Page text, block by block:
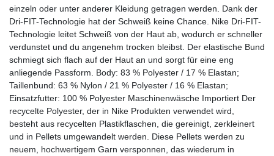
einzeln oder unter anderer Kleidung getragen werden. Dank der
Dri-FIT-Technologie hat der Schweiß keine Chance. Nike Dri-FIT-
Technologie leitet Schweiß von der Haut ab, wodurch er schneller
verdunstet und du angenehm trocken bleibst. Der elastische Bund
schmiegt sich flach auf der Haut an und sorgt für eine eng
anliegende Passform. Body: 83 % Polyester / 17 % Elastan;
Taillenbund: 63 % Nylon / 21 % Polyester / 16 % Elastan;
Einsatzfutter: 100 % Polyester Maschinenwäsche Importiert Der
recycelte Polyester, der in Nike Produkten verwendet wird,
besteht aus recycelten Plastikflaschen, die gereinigt, zerkleinert
und in Pellets umgewandelt werden. Diese Pellets werden zu
neuem, hochwertigem Garn versponnen, das wiederum in